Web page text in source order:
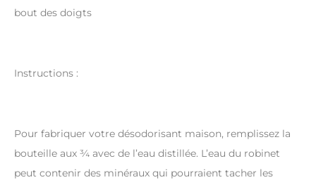
bout des doigts
Instructions :
Pour fabriquer votre désodorisant maison, remplissez la
bouteille aux ¾ avec de l’eau distillée. L’eau du robinet
peut contenir des minéraux qui pourraient tacher les